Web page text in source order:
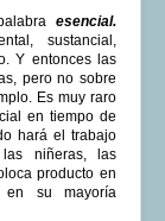
esencial.
sustancial,
Y entonces las
pero no sobre
Es muy raro
en tiempo de
hará el trabajo
niñeras, las
producto en
en su mayoría